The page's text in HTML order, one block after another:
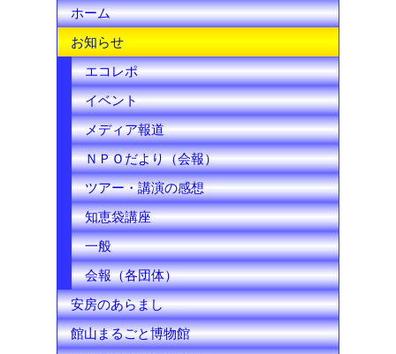
a
n
n
e
l
ホーム
お知らせ
エコレポ
イベント
メディア報道
ＮＰＯだより（会報）
ツアー・講演の感想
知恵袋講座
一般
会報（各団体）
安房のあらまし
館山まるごと博物館